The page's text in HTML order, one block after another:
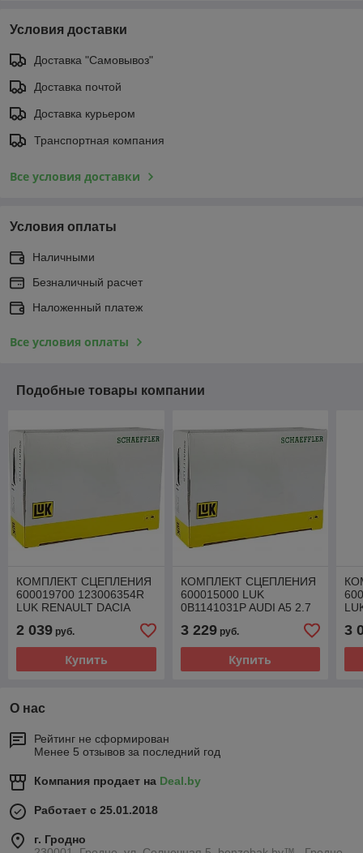
Условия доставки
Доставка "Самовывоз"
Доставка почтой
Доставка курьером
Транспортная компания
Все условия доставки
Условия оплаты
Наличными
Безналичный расчет
Наложенный платеж
Все условия оплаты
Подобные товары компании
КОМПЛЕКТ СЦЕПЛЕНИЯ
600019700 123006354R
LUK RENAULT DACIA
2 039 руб.
Купить
КОМПЛЕКТ СЦЕПЛЕНИЯ
600015000 LUK
0B1141031P AUDI A5 2.7
3 229руб.
Купить
3
О нас
Рейтинг не сформирован
Менее 5 отзывов за последний год
Компания продает на Deal.by
Работает с 25.01.2018
г. Гродно